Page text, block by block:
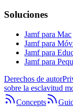
Soluciones
Jamf para Mac
Jamf para
Jamf para
Jamf para
Derechos de autor
sobre la esclavitud
Concepts